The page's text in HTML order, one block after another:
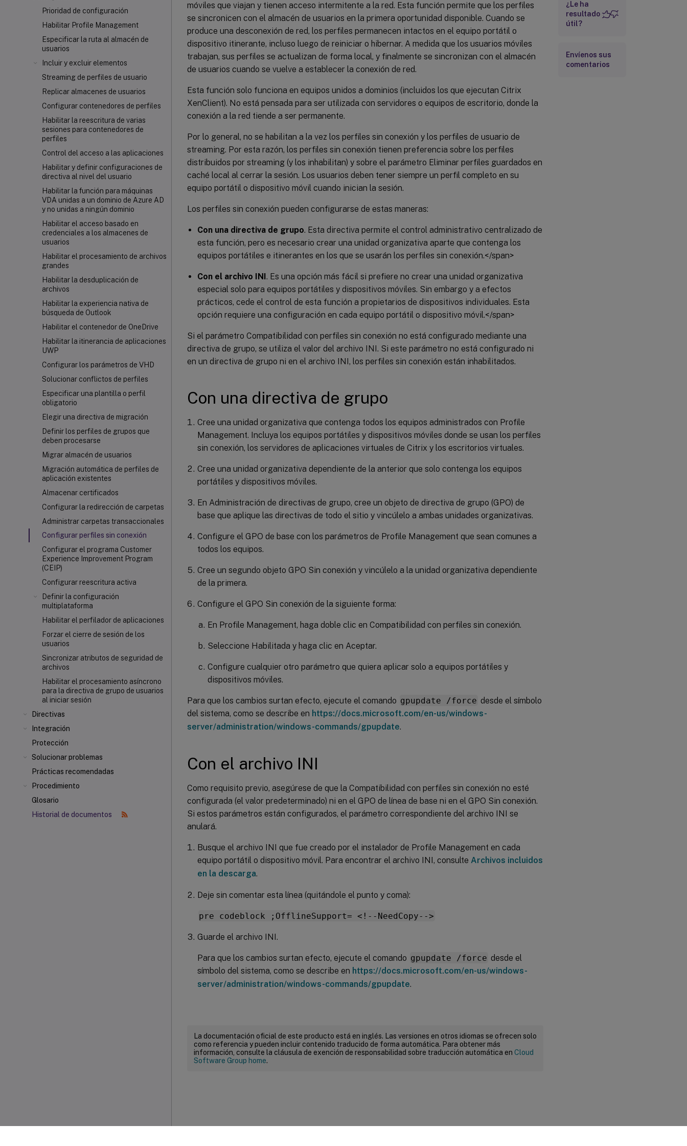
Prioridad de configuración
Habilitar Profile Management
Especificar la ruta al almacén de
usuarios
Incluir y excluir elementos
Streaming de perfiles de usuario
Replicar almacenes de usuarios
Configurar contenedores de perfiles
Habilitar la reescritura de varias
sesiones para contenedores de
perfiles
Control del acceso a las aplicaciones
Habilitar y definir configuraciones de
directiva al nivel del usuario
Habilitar la función para máquinas
VDA unidas a un dominio de Azure AD
y no unidas a ningún dominio
Habilitar el acceso basado en
credenciales a los almacenes de
usuarios
Habilitar el procesamiento de archivos
grandes
Habilitar la desduplicación de
archivos
Habilitar la experiencia nativa de
búsqueda de Outlook
Habilitar el contenedor de OneDrive
Habilitar la itinerancia de aplicaciones
UWP
Configurar los parámetros de VHD
Solucionar conflictos de perfiles
Especificar una plantilla o perfil
obligatorio
Elegir una directiva de migración
Definir los perfiles de grupos que
deben procesarse
Migrar almacén de usuarios
Migración automática de perfiles de
aplicación existentes
Almacenar certificados
Configurar la redirección de carpetas
Administrar carpetas transaccionales
Configurar perfiles sin conexión
Configurar el programa Customer
Experience Improvement Program
(CEIP)
Configurar reescritura activa
Definir la configuración
multiplataforma
Habilitar el perfilador de aplicaciones
Forzar el cierre de sesión de los
usuarios
Sincronizar atributos de seguridad de
archivos
Habilitar el procesamiento asíncrono
para la directiva de grupo de usuarios
al iniciar sesión
Directivas
Integración
Protección
Solucionar problemas
Prácticas recomendadas
Procedimiento
Glosario
Historial de documentos
móviles que viajan y tienen acceso intermitente a la red. Esta función permite que los perfiles
se sincronicen con el almacén de usuarios en la primera oportunidad disponible. Cuando se
produce una desconexión de red, los perfiles permanecen intactos en el equipo portátil o
dispositivo itinerante, incluso luego de reiniciar o hibernar. A medida que los usuarios móviles
trabajan, sus perfiles se actualizan de forma local, y finalmente se sincronizan con el almacén
de usuarios cuando se vuelve a establecer la conexión de red.
Esta función solo funciona en equipos unidos a dominios (incluidos los que ejecutan Citrix
XenClient). No está pensada para ser utilizada con servidores o equipos de escritorio, donde la
conexión a la red tiende a ser permanente.
Por lo general, no se habilitan a la vez los perfiles sin conexión y los perfiles de usuario de
streaming. Por esta razón, los perfiles sin conexión tienen preferencia sobre los perfiles
distribuidos por streaming (y los inhabilitan) y sobre el parámetro Eliminar perfiles guardados en
caché local al cerrar la sesión. Los usuarios deben tener siempre un perfil completo en su
equipo portátil o dispositivo móvil cuando inician la sesión.
Los perfiles sin conexión pueden configurarse de estas maneras:
Con una directiva de grupo. Esta directiva permite el control administrativo centralizado de
esta función, pero es necesario crear una unidad organizativa aparte que contenga los
equipos portátiles e itinerantes en los que se usarán los perfiles sin conexión.</span>
Con el archivo INI. Es una opción más fácil si prefiere no crear una unidad organizativa
especial solo para equipos portátiles y dispositivos móviles. Sin embargo y a efectos
prácticos, cede el control de esta función a propietarios de dispositivos individuales. Esta
opción requiere una configuración en cada equipo portátil o dispositivo móvil.</span>
Si el parámetro Compatibilidad con perfiles sin conexión no está configurado mediante una
directiva de grupo, se utiliza el valor del archivo INI. Si este parámetro no está configurado ni
en un directiva de grupo ni en el archivo INI, los perfiles sin conexión están inhabilitados.
Con una directiva de grupo
Cree una unidad organizativa que contenga todos los equipos administrados con Profile
Management. Incluya los equipos portátiles y dispositivos móviles donde se usan los perfiles
sin conexión, los servidores de aplicaciones virtuales de Citrix y los escritorios virtuales.
Cree una unidad organizativa dependiente de la anterior que solo contenga los equipos
portátiles y dispositivos móviles.
En Administración de directivas de grupo, cree un objeto de directiva de grupo (GPO) de
base que aplique las directivas de todo el sitio y vincúlelo a ambas unidades organizativas.
Configure el GPO de base con los parámetros de Profile Management que sean comunes a
todos los equipos.
Cree un segundo objeto GPO Sin conexión y vincúlelo a la unidad organizativa dependiente
de la primera.
Configure el GPO Sin conexión de la siguiente forma:
En Profile Management, haga doble clic en Compatibilidad con perfiles sin conexión.
Seleccione Habilitada y haga clic en Aceptar.
Configure cualquier otro parámetro que quiera aplicar solo a equipos portátiles y
dispositivos móviles.
Para que los cambios surtan efecto, ejecute el comando gpupdate /force desde el símbolo
del sistema, como se describe en https://docs.microsoft.com/en-us/windows-
server/administration/windows-commands/gpupdate.
Con el archivo INI
Como requisito previo, asegúrese de que la Compatibilidad con perfiles sin conexión no esté
configurada (el valor predeterminado) ni en el GPO de línea de base ni en el GPO Sin conexión.
Si estos parámetros están configurados, el parámetro correspondiente del archivo INI se
anulará.
Busque el archivo INI que fue creado por el instalador de Profile Management en cada
equipo portátil o dispositivo móvil. Para encontrar el archivo INI, consulte Archivos incluidos
en la descarga.
Deje sin comentar esta línea (quitándole el punto y coma):
pre codeblock ;OfflineSupport= <!--NeedCopy-->
Guarde el archivo INI.
Para que los cambios surtan efecto, ejecute el comando gpupdate /force desde el
símbolo del sistema, como se describe en https://docs.microsoft.com/en-us/windows-
server/administration/windows-commands/gpupdate.
La documentación oficial de este producto está en inglés. Las versiones en otros idiomas se ofrecen solo
como referencia y pueden incluir contenido traducido de forma automática. Para obtener más
información, consulte la cláusula de exención de responsabilidad sobre traducción automática en Cloud
Software Group home.
¿Le ha
resultado
útil?
Envíenos sus
comentarios